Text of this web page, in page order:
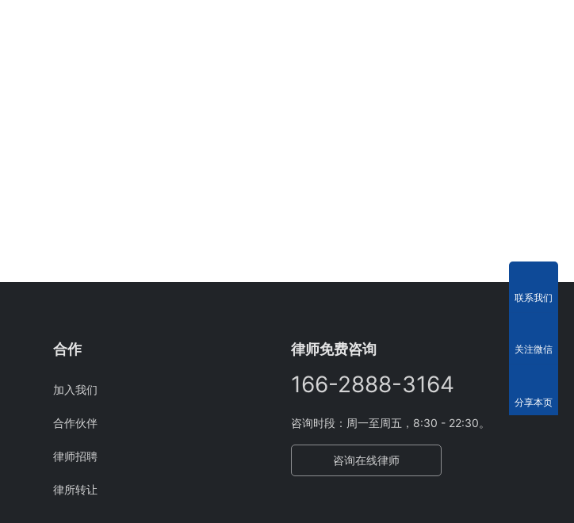
合作
加入我们
合作伙伴
律师招聘
律所转让
律师免费咨询
166-2888-3164
咨询时段：周一至周五，8:30 - 22:30。
咨询在线律师
联系我们
关注微信
分享本页